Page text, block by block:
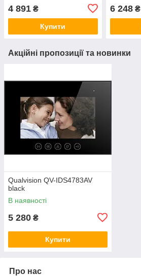
4 891 ₴
Купити
6 248₴
Акційні пропозиції та новинки
Qualvision QV-IDS4783AV
black
В наявності
5 280 ₴
Купити
Про нас